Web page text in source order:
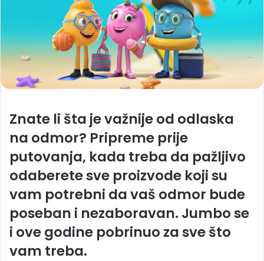
Znate li šta je važnije od odlaska
na odmor? Pripreme prije
putovanja, kada treba da pažljivo
odaberete sve proizvode koji su
vam potrebni da vaš odmor bude
poseban i nezaboravan. Jumbo se
i ove godine pobrinuo za sve što
vam treba.